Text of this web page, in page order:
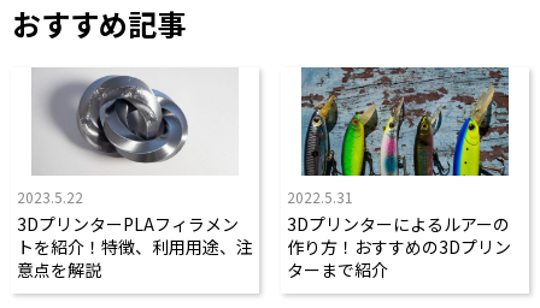
おすすめ記事
2023.5.22
3DプリンターPLAフィラメン
トを紹介！特徴、利用用途、注
意点を解説
2022.5.31
3Dプリンターによるルアーの
作り方！おすすめの3Dプリン
ターまで紹介